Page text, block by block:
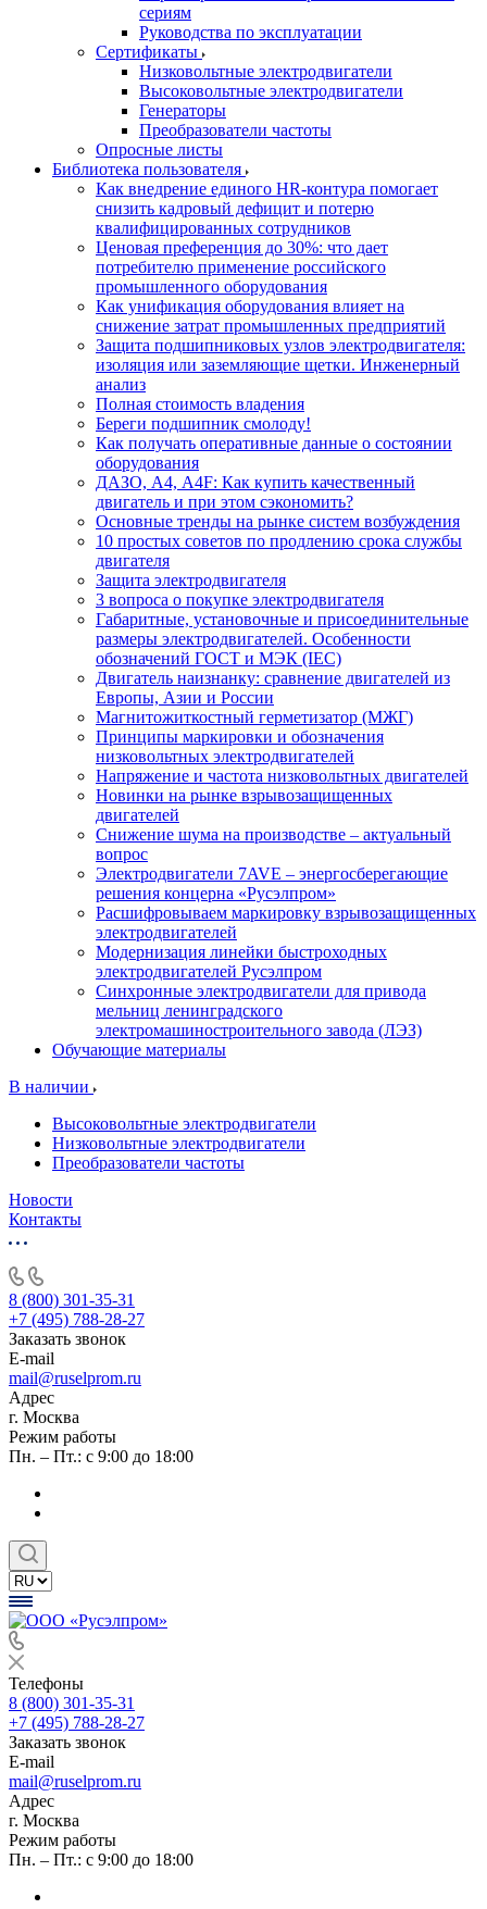
сериям
Руководства по эксплуатации
Сертификаты
Низковольтные электродвигатели
Высоковольтные электродвигатели
Генераторы
Преобразователи частоты
Опросные листы
Библиотека пользователя
Как внедрение единого HR-контура помогает
снизить кадровый дефицит и потерю
квалифицированных сотрудников
Ценовая преференция до 30%: что дает
потребителю применение российского
промышленного оборудования
Как унификация оборудования влияет на
снижение затрат промышленных предприятий
Защита подшипниковых узлов электродвигателя:
изоляция или заземляющие щетки. Инженерный
анализ
Полная стоимость владения
Береги подшипник смолоду!
Как получать оперативные данные о состоянии
оборудования
ДАЗО, А4, А4F: Как купить качественный
двигатель и при этом сэкономить?
Основные тренды на рынке систем возбуждения
10 простых советов по продлению срока службы
двигателя
Защита электродвигателя
3 вопроса о покупке электродвигателя
Габаритные, установочные и присоединительные
размеры электродвигателей. Особенности
обозначений ГОСТ и МЭК (IEC)
Двигатель наизнанку: сравнение двигателей из
Европы, Азии и России
Магнитожиткостный герметизатор (МЖГ)
Принципы маркировки и обозначения
низковольтных электродвигателей
Напряжение и частота низковольтных двигателей
Новинки на рынке взрывозащищенных
двигателей
Снижение шума на производстве – актуальный
вопрос
Электродвигатели 7AVE – энергосберегающие
решения концерна «Русэлпром»
Расшифровываем маркировку взрывозащищенных
электродвигателей
Модернизация линейки быстроходных
электродвигателей Русэлпром
Синхронные электродвигатели для привода
мельниц ленинградского
электромашиностроительного завода (ЛЭЗ)
Обучающие материалы
В наличии
Высоковольтные электродвигатели
Низковольтные электродвигатели
Преобразователи частоты
Новости
Контакты
8 (800) 301-35-31
+7 (495) 788-28-27
Заказать звонок
E-mail
mail@ruselprom.ru
Адрес
г. Москва
Режим работы
Пн. – Пт.: с 9:00 до 18:00
Телефоны
8 (800) 301-35-31
+7 (495) 788-28-27
Заказать звонок
E-mail
mail@ruselprom.ru
Адрес
г. Москва
Режим работы
Пн. – Пт.: с 9:00 до 18:00